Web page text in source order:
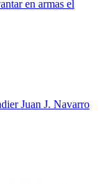
en armas el
Juan J. Navarro